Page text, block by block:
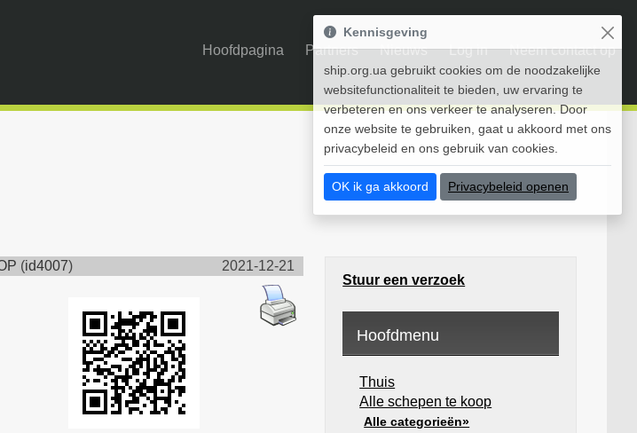
Hoofdpagina Partners Nieuws Log in Neem contact op
(id4007) 2021-12-21
Stuur een verzoek
Hoofdmenu
Thuis
Alle schepen te koop
Alle categorieën»
Kennisgeving
ship.org.ua gebruikt cookies om de noodzakelijke
websitefunctionaliteit te bieden, uw ervaring te
verbeteren en ons verkeer te analyseren. Door
onze website te gebruiken, gaat u akkoord met ons
privacybeleid en ons gebruik van cookies.
OK ik ga akkoord Privacybeleid openen